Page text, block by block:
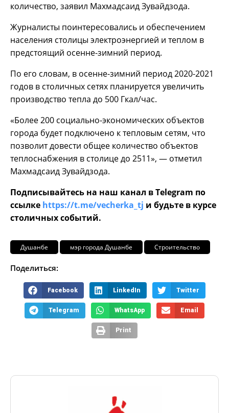
количество, заявил Махмадсаид Зувайдзода.
Журналисты поинтересовались и обеспечением
населения столицы электроэнергией и теплом в
предстоящий осенне-зимний период.
По его словам, в осенне-зимний период 2020-2021
годов в столичных сетях планируется увеличить
производство тепла до 500 Гкал/час.
«Более 200 социально-экономических объектов
города будет подключено к тепловым сетям, что
позволит довести общее количество объектов
теплоснабжения в столице до 2511», — отметил
Махмадсаид Зувайдзода.
Подписывайтесь на наш канал в Telegram по
ссылке https://t.me/vecherka_tj и будьте в курсе
столичных событий.
Душанбе мэр города Душанбе Строительство
Поделиться:
Facebook LinkedIn Twitter
Telegram WhatsApp Email
Print